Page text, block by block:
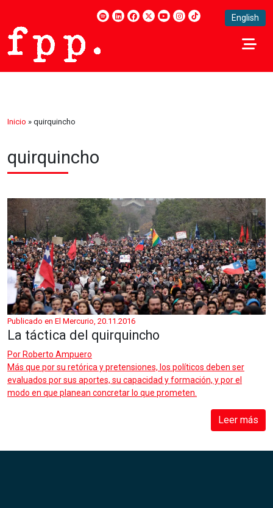
English
Inicio » quirquincho
quirquincho
Publicado en El Mercurio, 20.11.2016
La táctica del quirquincho
Por Roberto Ampuero
Más que por su retórica y pretensiones, los políticos deben ser
evaluados por sus aportes, su capacidad y formación, y por el
modo en que planean concretar lo que prometen.
Leer más